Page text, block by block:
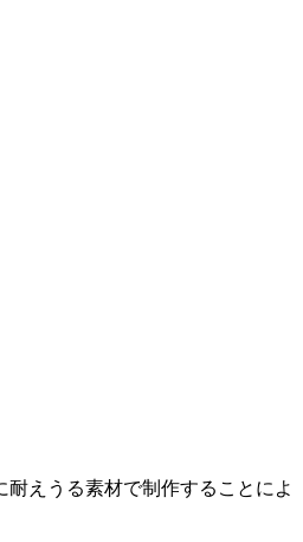
えうる素材で制作することによ